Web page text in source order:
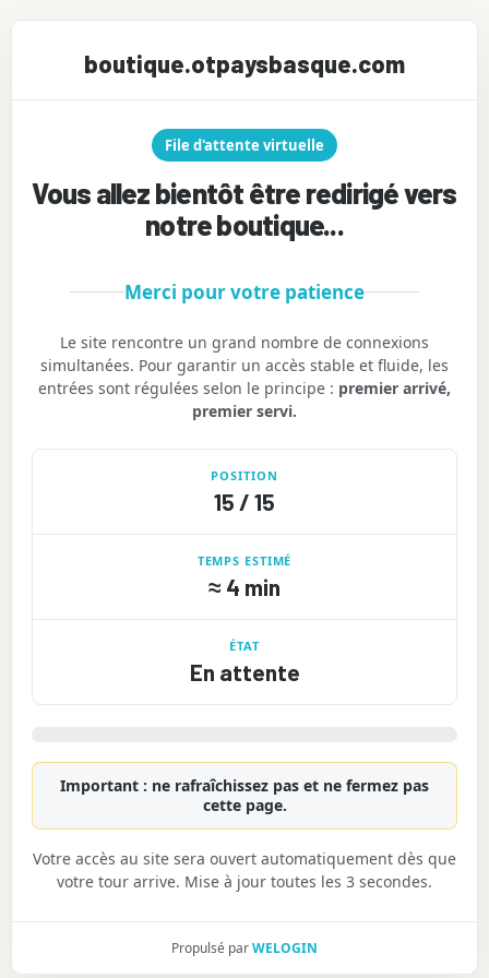
boutique.otpaysbasque.com
File d'attente virtuelle
Vous allez bientôt être redirigé vers
notre boutique...
Merci pour votre patience
Le site rencontre un grand nombre de connexions
simultanées. Pour garantir un accès stable et fluide, les
entrées sont régulées selon le principe : premier arrivé,
premier servi.
POSITION
15 / 15
TEMPS ESTIMÉ
≈ 4 min
ÉTAT
En attente
Important : ne rafraîchissez pas et ne fermez pas
cette page.
Votre accès au site sera ouvert automatiquement dès que
votre tour arrive. Mise à jour toutes les 3 secondes.
Propulsé parWELOGIN